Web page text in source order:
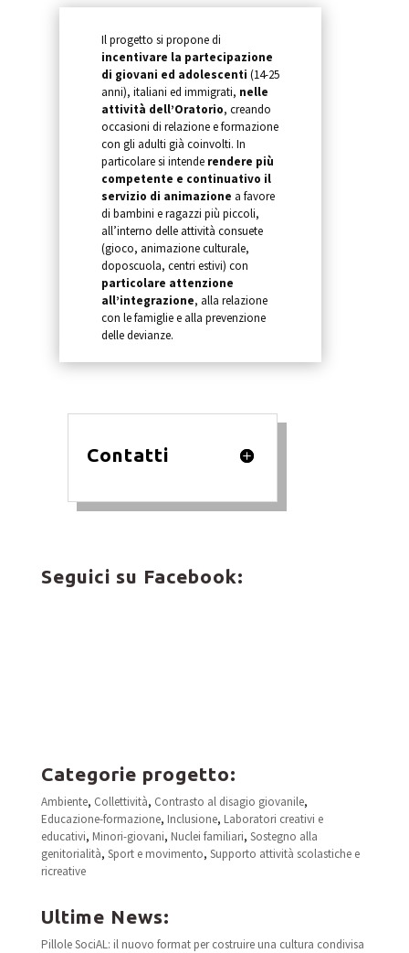
Il progetto si propone di
incentivare la partecipazione
di giovani ed adolescenti (14-25
anni), italiani ed immigrati, nelle
attività dell’Oratorio, creando
occasioni di relazione e formazione
con gli adulti già coinvolti. In
particolare si intende rendere più
competente e continuativo il
servizio di animazione a favore
di bambini e ragazzi più piccoli,
all’interno delle attività consuete
(gioco, animazione culturale,
doposcuola, centri estivi) con
particolare attenzione
all’integrazione, alla relazione
con le famiglie e alla prevenzione
delle devianze.
Contatti
Seguici su Facebook:
Categorie progetto:
Ambiente, Collettività, Contrasto al disagio giovanile,
Educazione-formazione, Inclusione, Laboratori creativi e
educativi, Minori-giovani, Nuclei familiari, Sostegno alla
genitorialità, Sport e movimento, Supporto attività scolastiche e
ricreative
Ultime News:
Pillole SociAL: il nuovo format per costruire una cultura condivisa